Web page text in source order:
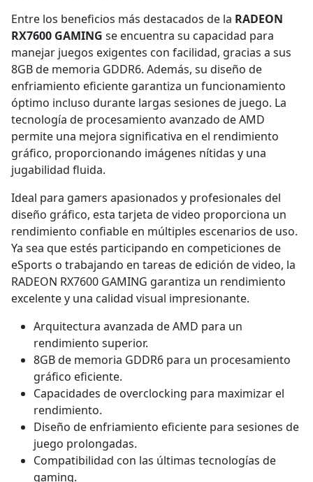
Entre los beneficios más destacados de la RADEON
RX7600 GAMING se encuentra su capacidad para
manejar juegos exigentes con facilidad, gracias a sus
8GB de memoria GDDR6. Además, su diseño de
enfriamiento eficiente garantiza un funcionamiento
óptimo incluso durante largas sesiones de juego. La
tecnología de procesamiento avanzado de AMD
permite una mejora significativa en el rendimiento
gráfico, proporcionando imágenes nítidas y una
jugabilidad fluida.
Ideal para gamers apasionados y profesionales del
diseño gráfico, esta tarjeta de video proporciona un
rendimiento confiable en múltiples escenarios de uso.
Ya sea que estés participando en competiciones de
eSports o trabajando en tareas de edición de video, la
RADEON RX7600 GAMING garantiza un rendimiento
excelente y una calidad visual impresionante.
Arquitectura avanzada de AMD para un
rendimiento superior.
8GB de memoria GDDR6 para un procesamiento
gráfico eficiente.
Capacidades de overclocking para maximizar el
rendimiento.
Diseño de enfriamiento eficiente para sesiones de
juego prolongadas.
Compatibilidad con las últimas tecnologías de
gaming.